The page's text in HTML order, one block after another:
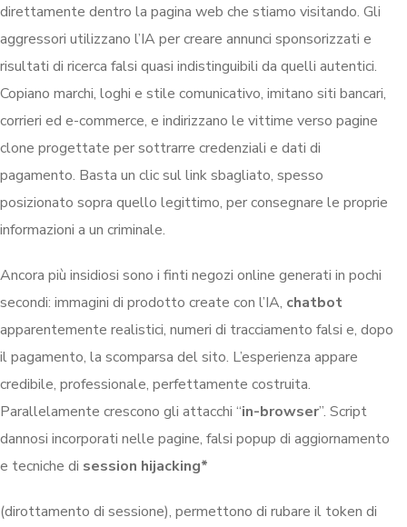
direttamente dentro la pagina web che stiamo visitando. Gli
aggressori utilizzano l’IA per creare annunci sponsorizzati e
risultati di ricerca falsi quasi indistinguibili da quelli autentici.
Copiano marchi, loghi e stile comunicativo, imitano siti bancari,
corrieri ed e-commerce, e indirizzano le vittime verso pagine
clone progettate per sottrarre credenziali e dati di
pagamento. Basta un clic sul link sbagliato, spesso
posizionato sopra quello legittimo, per consegnare le proprie
informazioni a un criminale.
Ancora più insidiosi sono i finti negozi online generati in pochi
secondi: immagini di prodotto create con l’IA, chatbot
apparentemente realistici, numeri di tracciamento falsi e, dopo
il pagamento, la scomparsa del sito. L’esperienza appare
credibile, professionale, perfettamente costruita.
Parallelamente crescono gli attacchi “in-browser”. Script
dannosi incorporati nelle pagine, falsi popup di aggiornamento
e tecniche di session hijacking*
(dirottamento di sessione), permettono di rubare il token di